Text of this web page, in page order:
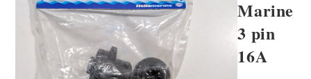
Marine
3 pin
16A